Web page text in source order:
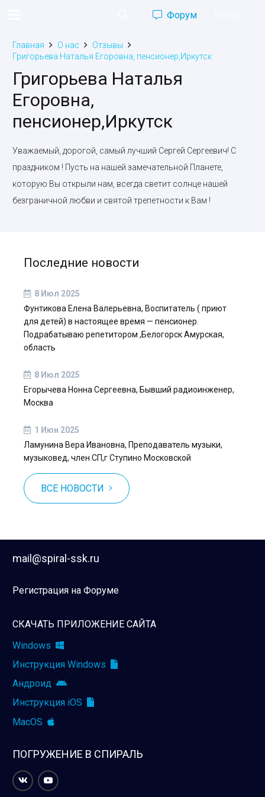
Форум
Главная О нас
Отзывы
Григорьева Наталья Егоровна, пенсионер,Иркутск
Григорьева Наталья
Егоровна,
пенсионер,Иркутск
Уважаемый, дорогой, самый лучший Сергей Сергеевич! С
праздником ! Пусть на нашей замечательной Планете,
которую Вы открыли нам, всегда светит солнце нашей
безграничной любви и святой трепетности к Вам !
Последние новости
8 Июл 2025
Фунтикова Елена Валерьевна, Воспитатель ( приют
для детей) в настоящее время — пенсионер.
Подрабатываю репетитором ,Белогорск Амурская,
область
8 Июл 2025
Егорычева Нонна Сергеевна, Бывший радиоинженер,
Москва
1 Июн 2025
Ламунина Вера Ивановна, Преподаватель музыки,
музыковед, член СП,г Ступино Московской
ВСЕ НОВОСТИ
mail@spiral-ssk.ru
Регистрация на Форуме
СКАЧАТЬ ПРИЛОЖЕНИЕ САЙТА
Windows
Инструкция Windows
Андроид
Инструкция iOS
MacOS
ПОГРУЖЕНИЕ В СПИРАЛЬ